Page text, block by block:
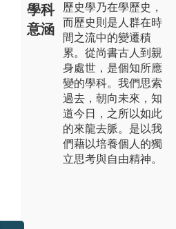
學科
意涵
歷史學乃在學歷史，
而歷史則是人群在時
間之流中的變遷積
累。從尚書古人到親
身處世，是個知所應
變的學科。我們思索
過去，朝向未來，知
道今日，之所以如此
的來龍去脈。是以我
們藉以培養個人的獨
立思考與自由精神。